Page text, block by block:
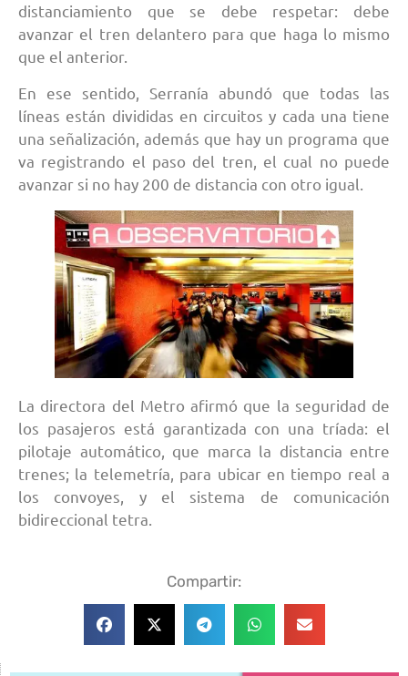
distanciamiento que se debe respetar: debe
avanzar el tren delantero para que haga lo mismo
que el anterior.
En ese sentido, Serranía abundó que todas las
líneas están divididas en circuitos y cada una tiene
una señalización, además que hay un programa que
va registrando el paso del tren, el cual no puede
avanzar si no hay 200 de distancia con otro igual.
La directora del Metro afirmó que la seguridad de
los pasajeros está garantizada con una tríada: el
pilotaje automático, que marca la distancia entre
trenes; la telemetría, para ubicar en tiempo real a
los convoyes, y el sistema de comunicación
bidireccional tetra.
Compartir: